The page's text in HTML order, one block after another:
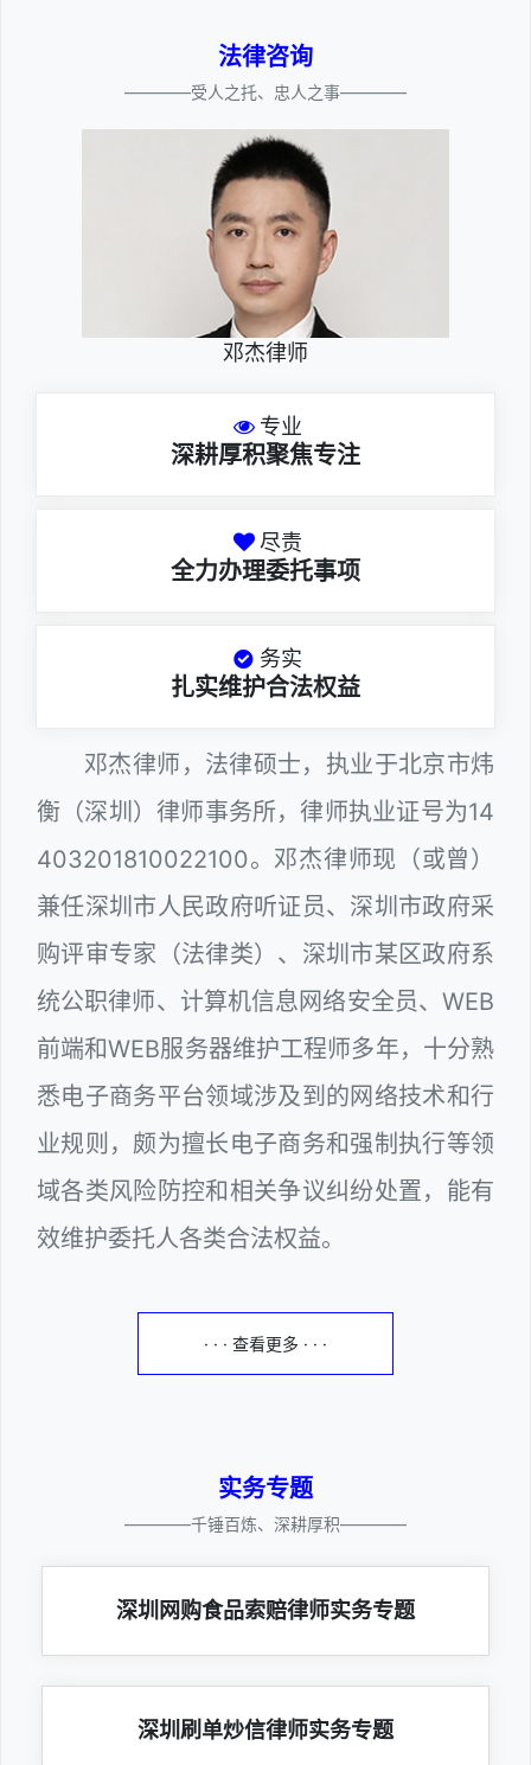
法律咨询
————受人之托、忠人之事————
邓杰律师
专业
深耕厚积聚焦专注
尽责
全力办理委托事项
务实
扎实维护合法权益
邓杰律师，法律硕士，执业于北京市炜
衡（深圳）律师事务所，律师执业证号为14
403201810022100。邓杰律师现（或曾）
兼任深圳市人民政府听证员、深圳市政府采
购评审专家（法律类）、深圳市某区政府系
统公职律师、计算机信息网络安全员、WEB
前端和WEB服务器维护工程师多年，十分熟
悉电子商务平台领域涉及到的网络技术和行
业规则，颇为擅长电子商务和强制执行等领
域各类风险防控和相关争议纠纷处置，能有
效维护委托人各类合法权益。
· · · 查看更多 · · ·
实务专题
————千锤百炼、深耕厚积————
深圳网购食品索赔律师实务专题
深圳刷单炒信律师实务专题